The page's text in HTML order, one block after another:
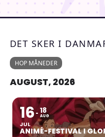
DET SKER I
HOP MÅNEDER
AUGUST, 2026
16
JUL
18
AUG
ANIMÉ-FESTIVAL I